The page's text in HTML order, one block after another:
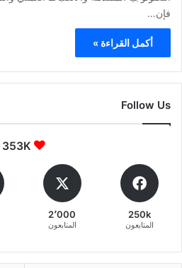
فإن…
أكمل القراءة »
Follow Us
353K
250k
المتابعون
2٬000
المتابعون